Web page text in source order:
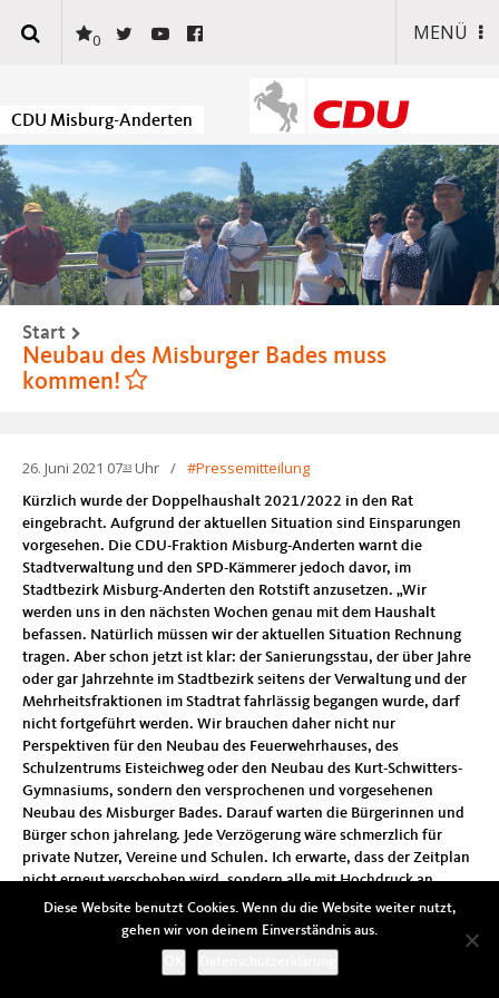
MENÜ
CDU Misburg-Anderten
Start
Neubau des Misburger Bades muss
kommen!
26. Juni 2021 0733 Uhr Pressemitteilung
Kürzlich wurde der Doppelhaushalt 2021/2022 in den Rat
eingebracht. Aufgrund der aktuellen Situation sind Einsparungen
vorgesehen. Die CDU-Fraktion Misburg-Anderten warnt die
Stadtverwaltung und den SPD-Kämmerer jedoch davor, im
Stadtbezirk Misburg-Anderten den Rotstift anzusetzen. „Wir
werden uns in den nächsten Wochen genau mit dem Haushalt
befassen. Natürlich müssen wir der aktuellen Situation Rechnung
tragen. Aber schon jetzt ist klar: der Sanierungsstau, der über Jahre
oder gar Jahrzehnte im Stadtbezirk seitens der Verwaltung und der
Mehrheitsfraktionen im Stadtrat fahrlässig begangen wurde, darf
nicht fortgeführt werden. Wir brauchen daher nicht nur
Perspektiven für den Neubau des Feuerwehrhauses, des
Schulzentrums Eisteichweg oder den Neubau des Kurt-Schwitters-
Gymnasiums, sondern den versprochenen und vorgesehenen
Neubau des Misburger Bades. Darauf warten die Bürgerinnen und
Bürger schon jahrelang. Jede Verzögerung wäre schmerzlich für
private Nutzer, Vereine und Schulen. Ich erwarte, dass der Zeitplan
nicht erneut verschoben wird, sondern alle mit Hochdruck an
diesem Projekt arbeiten“, sagt der CDU-Fraktionsvorsitzende
Patrick Hoare.
Diese Website benutzt Cookies. Wenn du die Website weiter nutzt,
gehen wir von deinem Einverständnis aus.